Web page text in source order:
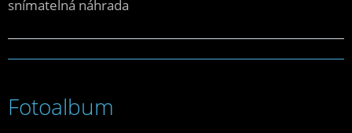
snímatelná náhrada
Fotoalbum